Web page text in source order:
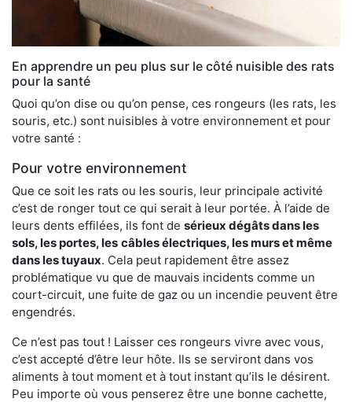
En apprendre un peu plus sur le côté nuisible des rats
pour la santé
Quoi qu’on dise ou qu’on pense, ces rongeurs (les rats, les
souris, etc.) sont nuisibles à votre environnement et pour
votre santé :
Pour votre environnement
Que ce soit les rats ou les souris, leur principale activité
c’est de ronger tout ce qui serait à leur portée. À l’aide de
leurs dents effilées, ils font de sérieux dégâts dans les
sols, les portes, les câbles électriques, les murs et même
dans les tuyaux. Cela peut rapidement être assez
problématique vu que de mauvais incidents comme un
court-circuit, une fuite de gaz ou un incendie peuvent être
engendrés.
Ce n’est pas tout ! Laisser ces rongeurs vivre avec vous,
c’est accepté d’être leur hôte. Ils se serviront dans vos
aliments à tout moment et à tout instant qu’ils le désirent.
Peu importe où vous penserez être une bonne cachette,